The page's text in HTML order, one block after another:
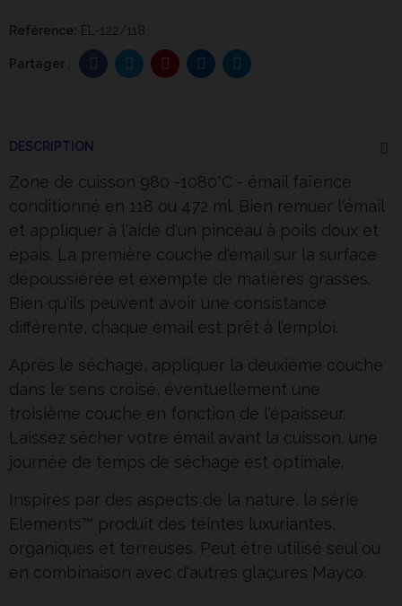
Reférence: EL-122/118
DESCRIPTION
Zone de cuisson 980 -1080°C - émail faïence
conditionné en 118 ou 472 ml. Bien remuer l'émail
et appliquer à l'aide d'un pinceau à poils doux et
épais. La première couche d'émail sur la surface
dépoussiérée et exempte de matières grasses.
Bien qu'ils peuvent avoir une consistance
différente, chaque émail est prêt à l’emploi.
Après le séchage, appliquer la deuxième couche
dans le sens croisé, éventuellement une
troisième couche en fonction de l'épaisseur.
Laissez sécher votre émail avant la cuisson, une
journée de temps de séchage est optimale.
Inspirés par des aspects de la nature, la série
Elements™ produit des teintes luxuriantes,
organiques et terreuses. Peut être utilisé seul ou
en combinaison avec d'autres glaçures Mayco.